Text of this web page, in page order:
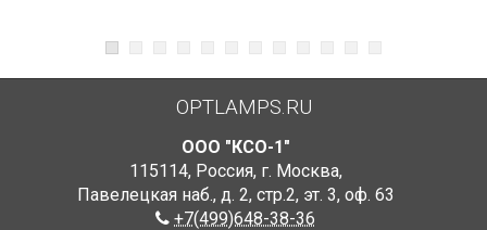
OPTLAMPS.RU
ООО "КСО-1"
115114, Россия, г. Москва,
Павелецкая наб., д. 2, стр.2, эт. 3, оф. 63
+7(499)648-38-36